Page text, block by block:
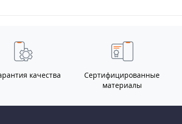
качества
Сертифицированные
материалы